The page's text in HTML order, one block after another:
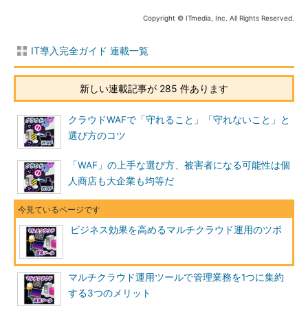
Copyright © ITmedia, Inc. All Rights Reserved.
IT導入完全ガイド 連載一覧
新しい連載記事が 285 件あります
クラウドWAFで「守れること」「守れないこと」と
選び方のコツ
「WAF」の上手な選び方、被害者になる可能性は個
人商店も大企業も均等だ
ビジネス効果を高めるマルチクラウド運用のツボ
マルチクラウド運用ツールで管理業務を1つに集約
する3つのメリット